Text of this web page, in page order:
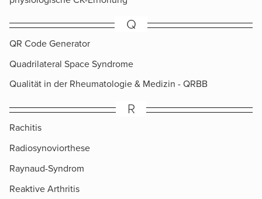
Q
QR Code Generator
Quadrilateral Space Syndrome
Qualität in der Rheumatologie & Medizin - QRBB
R
Rachitis
Radiosynoviorthese
Raynaud-Syndrom
Reaktive Arthritis